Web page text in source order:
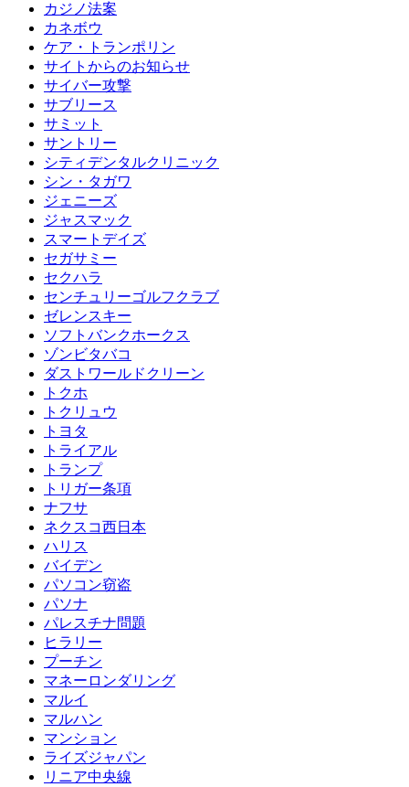
カジノ法案
カネボウ
ケア・トランポリン
サイトからのお知らせ
サイバー攻撃
サブリース
サミット
サントリー
シティデンタルクリニック
シン・タガワ
ジェニーズ
ジャスマック
スマートデイズ
セガサミー
セクハラ
センチュリーゴルフクラブ
ゼレンスキー
ソフトバンクホークス
ゾンビタバコ
ダストワールドクリーン
トクホ
トクリュウ
トヨタ
トライアル
トランプ
トリガー条項
ナフサ
ネクスコ西日本
ハリス
バイデン
パソコン窃盗
パソナ
パレスチナ問題
ヒラリー
プーチン
マネーロンダリング
マルイ
マルハン
マンション
ライズジャパン
リニア中央線